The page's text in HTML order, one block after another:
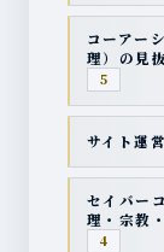
コーアー
理）の見
5
サイト運
セイバー
理・宗教
4